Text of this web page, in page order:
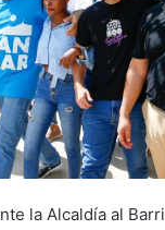
la Alcaldía al